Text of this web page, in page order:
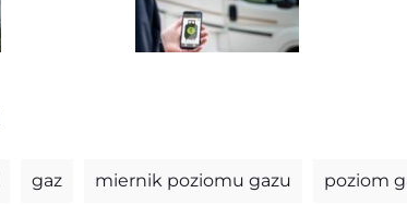
gaz miernik poziomu gazu poziom